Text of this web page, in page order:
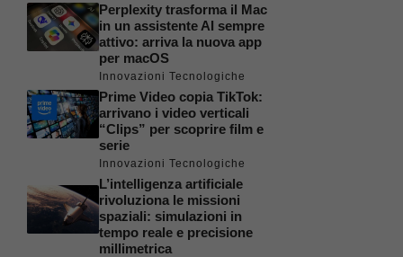
Perplexity trasforma il Mac
in un assistente AI sempre
attivo: arriva la nuova app
per macOS
Innovazioni Tecnologiche
Prime Video copia TikTok:
arrivano i video verticali
“Clips” per scoprire film e
serie
Innovazioni Tecnologiche
L’intelligenza artificiale
rivoluziona le missioni
spaziali: simulazioni in
tempo reale e precisione
millimetrica